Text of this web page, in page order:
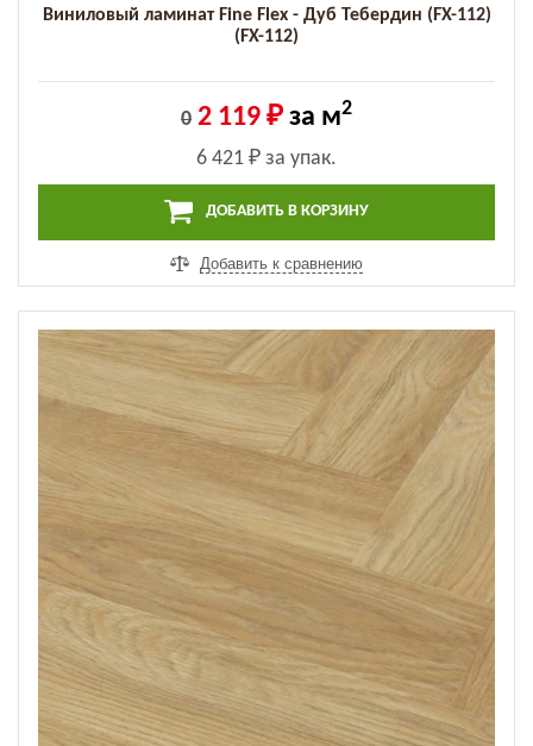
Виниловый ламинат Fine Flex - Дуб Тебердин (FX-112)
(FX-112)
0 2 119 ₽ за м2
6 421 ₽ за упак.
ДОБАВИТЬ В КОРЗИНУ
Добавить к сравнению